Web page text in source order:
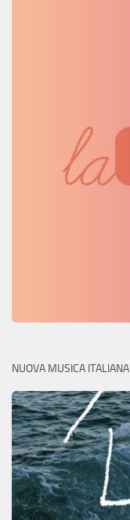
NUOVA MUSICA ITALIANA